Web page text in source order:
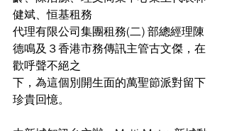
健斌、恒基租務
代理有限公司集團租務(二) 部總經理陳
德鳴及３香港市務傳訊主管古文傑，在
歡呼聲不絕之
下，為這個別開生面的萬聖節派對留下
珍貴回憶。